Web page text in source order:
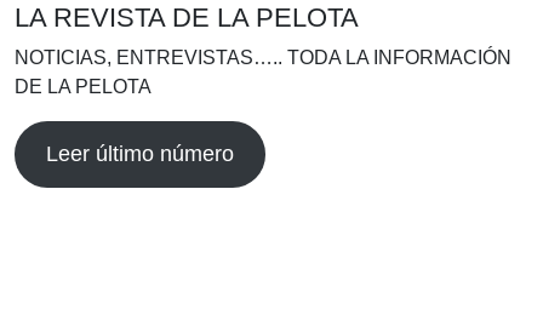
LA REVISTA DE LA PELOTA
NOTICIAS, ENTREVISTAS….. TODA LA INFORMACIÓN
DE LA PELOTA
Leer último número